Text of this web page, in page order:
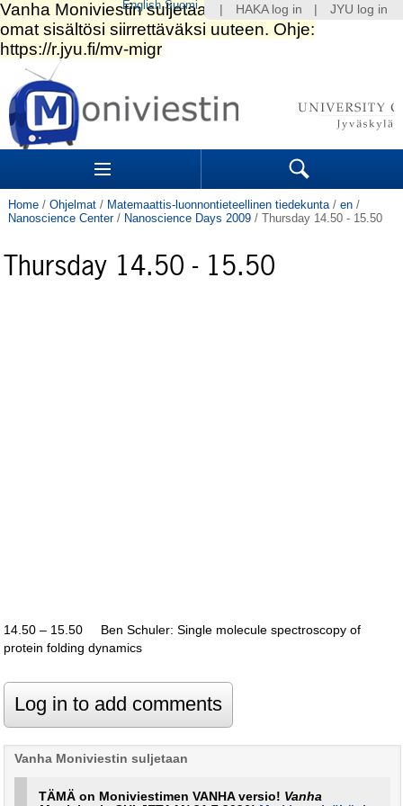
Skip
content.
|
Skip
to
Sections Search
Home / Ohjelmat / Matemaattis-luonnontieteellinen tiedekunta / en /
Nanoscience Center / Nanoscience Days 2009 / Thursday 14.50 - 15.50
Thursday 14.50 - 15.50
14.50 – 15.50 Ben Schuler: Single molecule spectroscopy of
protein folding dynamics
Vanha Moniviestin suljetaan
TÄMÄ on Moniviestimen VANHA versio! Vanha
HAKA log in JYU log in
English Suomi